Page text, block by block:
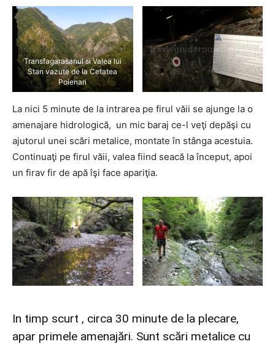
Transfagarasanul si Valea lui
Stan vazute de la Cetatea
Poienari
La nici 5 minute de la intrarea pe firul văii se ajunge la o
amenajare hidrologică, un mic baraj ce-l veţi depăşi cu
ajutorul unei scări metalice, montate în stânga acestuia.
Continuaţi pe firul văii, valea fiind seacă la început, apoi
un firav fir de apă îşi face apariţia.
In timp scurt , circa 30 minute de la plecare,
apar primele amenajări. Sunt scări metalice cu